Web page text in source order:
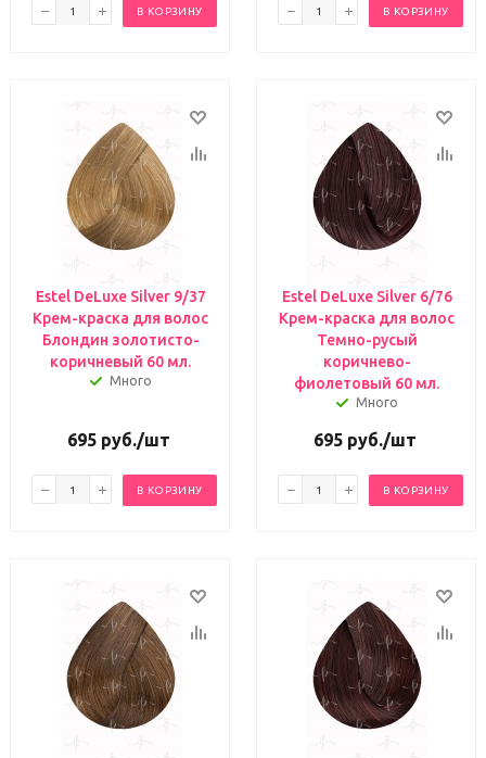
В КОРЗИНУ В КОРЗИНУ
Estel DeLuxe Silver 9/37
Крем-краска для волос
Блондин золотисто-
коричневый 60 мл.
Много
695руб./шт
В КОРЗИНУ
Estel DeLuxe Silver 6/76
Крем-краска для волос
Темно-русый
коричнево-
фиолетовый 60 мл.
Много
695руб./шт
В КОРЗИНУ